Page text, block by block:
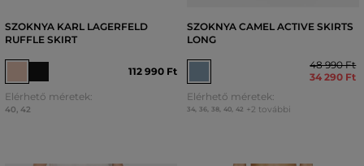
SZOKNYA KARL LAGERFELD
RUFFLE SKIRT
112 990 Ft
Elérhető méretek:
40, 42
SZOKNYA CAMEL ACTIVE SKIRTS
LONG
48 990 Ft
34 290 Ft
Elérhető méretek:
34, 36, 38, 40, 42 +2 további